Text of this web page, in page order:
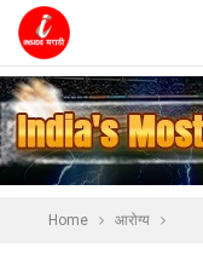
Home आरोग्य